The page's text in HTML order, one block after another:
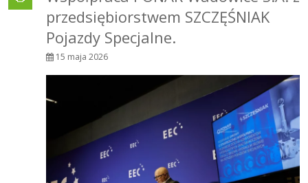
przedsiębiorstwem SZCZĘŚNIAK
Pojazdy Specjalne.
15 maja 2026